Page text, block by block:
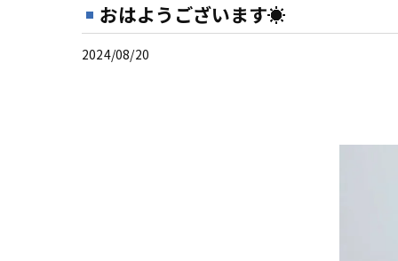
おはようございます☀
2024/08/20